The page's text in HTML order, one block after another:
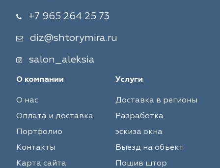
+7 965 264 25 73
diz@shtorymira.ru
salon_aleksia
О компании
О нас
Оплата и доставка
Портфолио
Контакты
Карта сайта
Услуги
Доставка в регионы
Разработка
эскиза окна
Выезд на объект
Пошив штор